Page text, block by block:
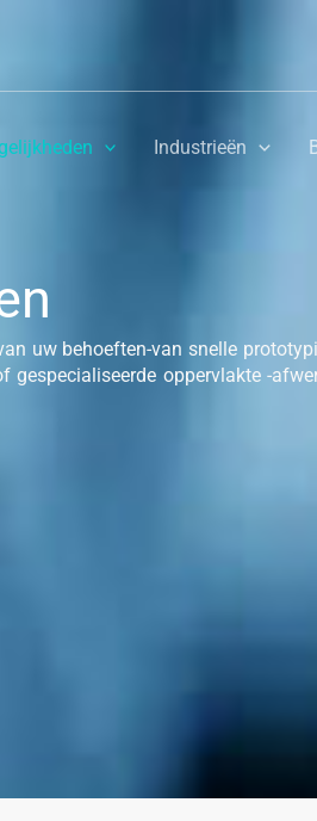
Industrieën
uw behoeften-van snelle
oppervlakte -